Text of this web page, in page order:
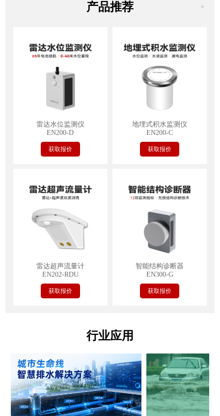
产品推荐 >
雷达水位监测仪
EN200-D
获取报价
地埋式积水监测仪
EN200-C
获取报价
雷达超声流量计
EN202-RDU
获取报价
智能结构诊断器
EN300-G
获取报价
行业应用